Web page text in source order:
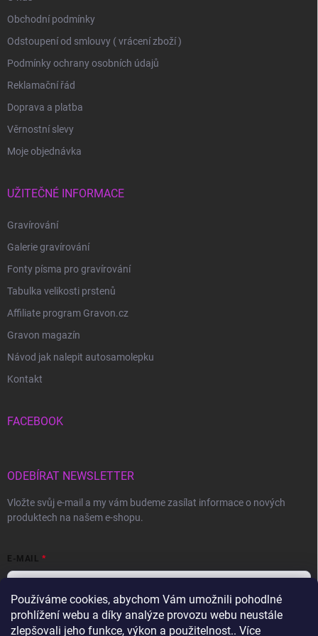
Používáme cookies, abychom Vám umožnili pohodlné
prohlížení webu a díky analýze provozu webu neustále
zlepšovali jeho funkce, výkon a použitelnost.. Více
Obchodní podmínky
Odstoupení od smlouvy ( vrácení zboží )
Podmínky ochrany osobních údajů
Reklamační řád
Doprava a platba
Věrnostní slevy
Moje objednávka
UŽITEČNÉ INFORMACE
Gravírování
Galerie gravírování
Fonty písma pro gravírování
Tabulka velikosti prstenů
Affiliate program Gravon.cz
Gravon magazín
Návod jak nalepit autosamolepku
Kontakt
FACEBOOK
ODEBÍRAT NEWSLETTER
Vložte svůj e-mail a my vám budeme zasílat informace o nových
produktech na našem e-shopu.
E-MAIL
Vložením e-mailu souhlasíte spodmínkami ochrany osobních údajů